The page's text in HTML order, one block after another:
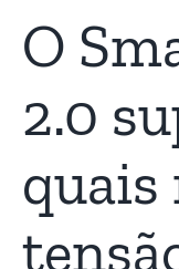
O
2.0
quais